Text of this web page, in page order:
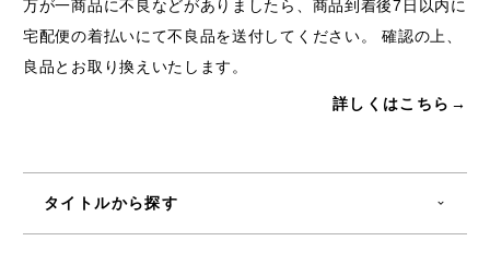
万が一商品に不良などがありましたら、商品到着後7日以内に
宅配便の着払いにて不良品を送付してください。 確認の上、
良品とお取り換えいたします。
詳しくはこちら→
タイトルから探す